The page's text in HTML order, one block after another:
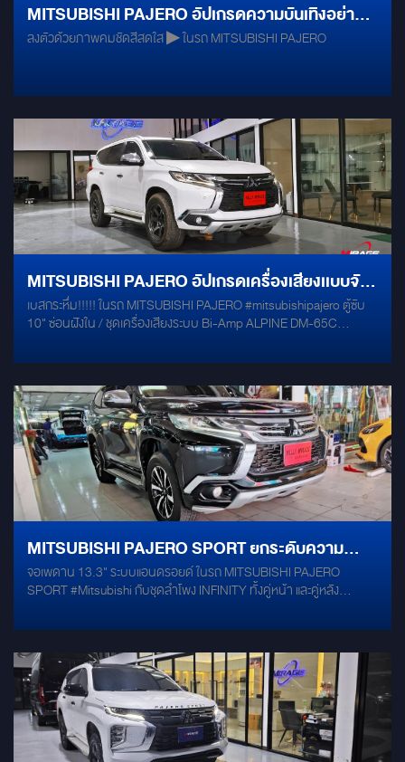
MITSUBISHI PAJERO อัปเกรดความบันเทิงอย่าง
ลงตัวด้วยจอด้านหน้า+หลังสเปกเทพ
ลงตัวด้วยภาพคมชัดสีสดใส ▶ ในรถ MITSUBISHI PAJERO
MITSUBISHI PAJERO อัปเกรดเครื่องเสียงเเบบจัด
เต็มเบสกระหึ่มและระบบ BI-AMP สุดทรงพลัง!
เบสกระหึ่ม!!!!! ในรถ MITSUBISHI PAJERO #mitsubishipajero ตู้ซับ
10" ซ่อนฝังใน / ชุดเครื่องเสียงระบบ Bi-Amp ALPINE DM-65C
MERCURY R10 พร้อมตู้SUBฝังซ่อนด้านใน
MITSUBISHI PAJERO SPORT ยกระดับความ
บันเทิงด้วยจอเพดาน ANDROID 13.3 นิ้ว ผสานขุม
พลังเสียงจาก INFINITY
จอเพดาน 13.3" ระบบแอนดรอยด์ ในรถ MITSUBISHI PAJERO
SPORT #Mitsubishi กับชุดลำโพง INFINITY ทั้งคู่หน้า และคู่หลัง
Touch Screen ลื่นไหลไม่มีสะดุด สามารถดาวน์โหลดแอพพลิเคชั่นต่างๆ
NetFlix / TvOnline / Spotify